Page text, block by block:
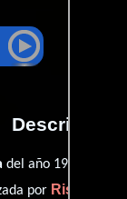
Descripción
del año 1992, está
por Rishi